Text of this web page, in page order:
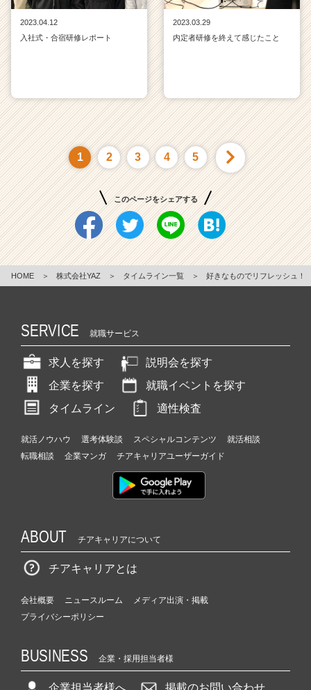
2023.04.12
入社式・合宿研修レポート
2023.03.29
内定者研修を終えて感じたこと
1 2 3 4 5
このページをシェアする
HOME ＞ 株式会社YAZ ＞ タイムライン一覧 ＞ 好きなものでリフレッシュ！
SERVICE 就職サービス
求人を探す
説明会を探す
企業を探す
就職イベントを探す
タイムライン
適性検査
就活ノウハウ 選考体験談 スペシャルコンテンツ
就活相談
転職相談
企業マンガ チアキャリアユーザーガイド
ABOUT チアキャリアについて
チアキャリアとは
会社概要 ニュースルーム
メディア出演・掲載
プライバシーポリシー
BUSINESS 企業・採用担当者様